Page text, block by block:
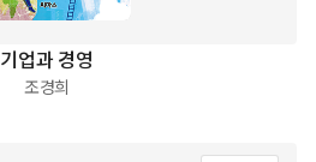
기업과 경영
조경희